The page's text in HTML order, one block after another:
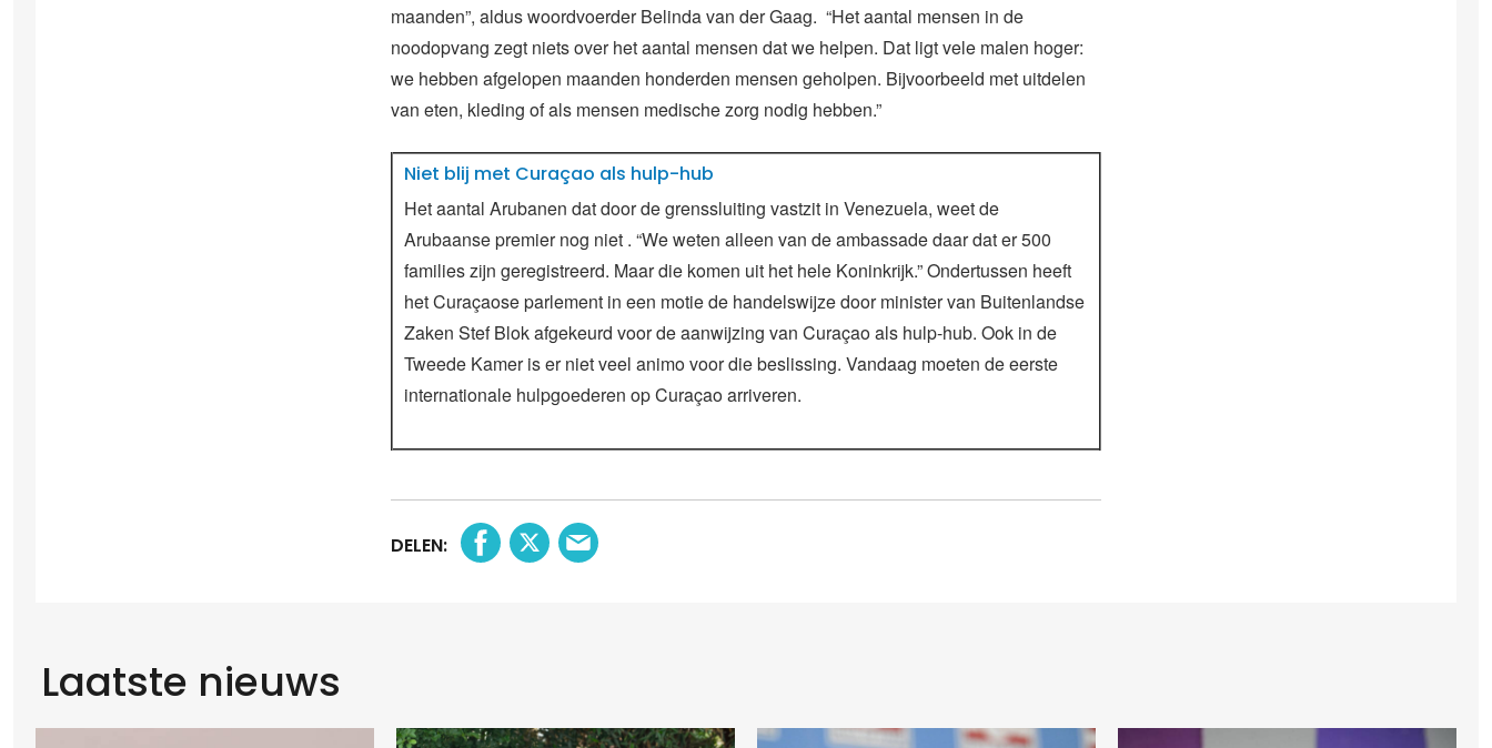
maanden”, aldus woordvoerder Belinda van der Gaag. “Het aantal mensen in de
noodopvang zegt niets over het aantal mensen dat we helpen. Dat ligt vele malen hoger:
we hebben afgelopen maanden honderden mensen geholpen. Bijvoorbeeld met uitdelen
van eten, kleding of als mensen medische zorg nodig hebben.”
Niet blij met Curaçao als hulp-hub
Het aantal Arubanen dat door de grenssluiting vastzit in Venezuela, weet de
Arubaanse premier nog niet . “We weten alleen van de ambassade daar dat er 500
families zijn geregistreerd. Maar die komen uit het hele Koninkrijk.” Ondertussen heeft
het Curaçaose parlement in een motie de handelswijze door minister van Buitenlandse
Zaken Stef Blok afgekeurd voor de aanwijzing van Curaçao als hulp-hub. Ook in de
Tweede Kamer is er niet veel animo voor die beslissing. Vandaag moeten de eerste
internationale hulpgoederen op Curaçao arriveren.
DELEN:
Laatste nieuws